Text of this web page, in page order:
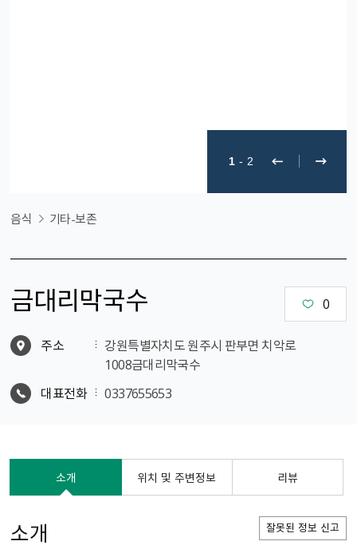
1 - 2
음식 기타-보존
금대리막국수 0
주소
강원특별자치도 원주시 판부면 치악로
1008금대리막국수
대표전화
0337655653
소개 위치 및 주변정보 리뷰
소개 잘못된 정보 신고